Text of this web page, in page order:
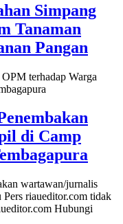
Simpang
Tanaman
Pangan
di Camp
wartawan/jurnalis
riaueditor.com tidak
Hubungi